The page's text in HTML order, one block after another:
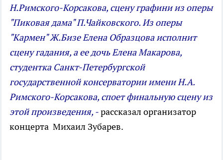
Н.Римского-Корсакова, сцену графини из оперы
"Пиковая дама" П.Чайковского. Из оперы
"Кармен" Ж.Бизе Елена Образцова исполнит
сцену гадания, а ее дочь Елена Макарова,
студентка Санкт-Петербургской
государственной консерватории имени Н.А.
Римского-Корсакова, споет финальную сцену из
этой произведения, -рассказал организатор
концерта Михаил Зубарев.